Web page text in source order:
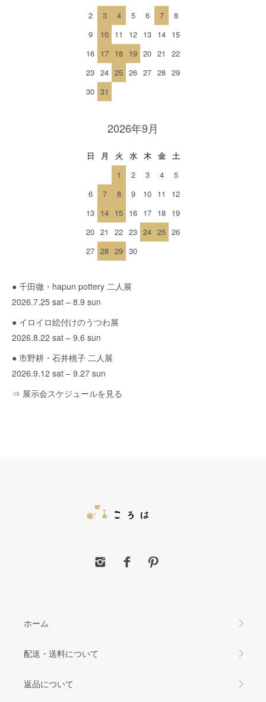
2
3 4 5 6 7
8
9
10 11 12 13 14 15
16 17 18 19 20 21
22
23 24 25 26 27 28 29
30 31
2026年9月
日 月 火 水 木 金
土
1
2 3 4
5
6
7 8 9 10 11
12
13 14 15 16 17 18 19
20 21 22 23 24 25 26
27 28 29 30
● 千田徹・hapun pottery 二人展
2026.7.25 sat – 8.9 sun
● イロイロ絵付けのうつわ展
2026.8.22 sat – 9.6 sun
● 市野耕・石井桃子 二人展
2026.9.12 sat – 9.27 sun
⇒ 展示会スケジュールを見る
ホーム
配送・送料について
返品について